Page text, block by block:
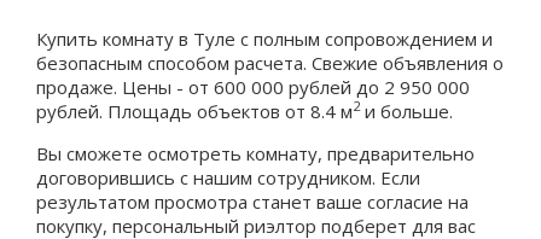
Купить комнату в Туле с полным сопровождением и
безопасным способом расчета. Свежие объявления о
продаже. Цены - от 600 000 рублей до 2 950 000
рублей. Площадь объектов от 8.4 м2и больше.
Вы сможете осмотреть комнату, предварительно
договорившись с нашим сотрудником. Если
результатом просмотра станет ваше согласие на
покупку, персональный риэлтор подберет для вас